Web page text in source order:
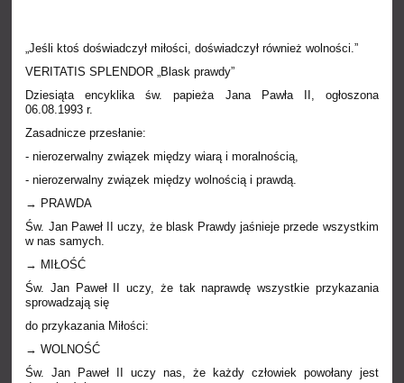
„Jeśli ktoś doświadczył miłości, doświadczył również wolności.”
VERITATIS SPLENDOR „Blask prawdy”
Dziesiąta encyklika św. papieża Jana Pawła II, ogłoszona
06.08.1993 r.
Zasadnicze przesłanie:
- nierozerwalny związek między wiarą i moralnością,
- nierozerwalny związek między wolnością i prawdą.
→ PRAWDA
Św. Jan Paweł II uczy, że blask Prawdy jaśnieje przede wszystkim
w nas samych.
→ MIŁOŚĆ
Św. Jan Paweł II uczy, że tak naprawdę wszystkie przykazania
sprowadzają się
do przykazania Miłości:
→ WOLNOŚĆ
Św. Jan Paweł II uczy nas, że każdy człowiek powołany jest